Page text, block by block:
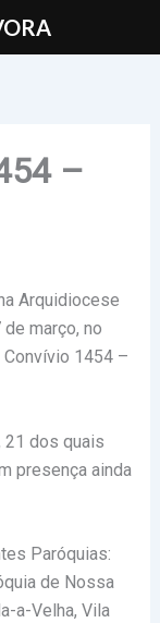
–
Arquidiocese
março, no
1454 –
21 dos quais
presença ainda
Paróquias:
de Nossa
a-Velha, Vila